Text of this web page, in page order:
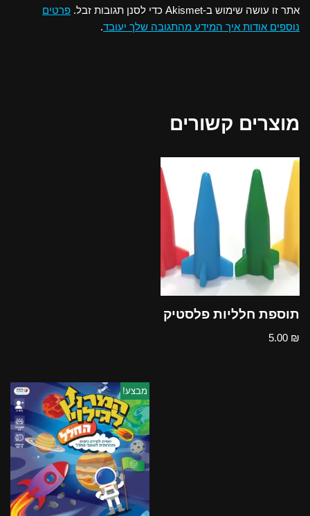
אתר זו עושה שימוש ב-Akismet כדי לסנן תגובות זבל.
פרטים
נוספים אודות איך המידע מהתגובה שלך יעובד.
מוצרים קשורים
תוספת חלליות פלסטיק
5.00 ₪
מבצע!